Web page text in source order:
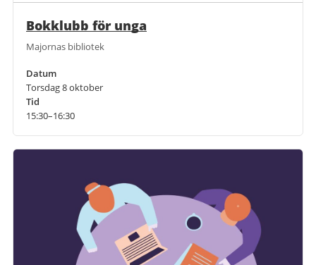
Bokklubb för unga
Majornas bibliotek
Datum
Torsdag 8 oktober
Tid
15:30–16:30